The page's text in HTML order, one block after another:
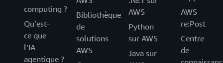
computing ?
Qu’est-
ce que
l’IA
agentique ?
Bibliothèque
de
solutions
AWS
AWS
Python
sur AWS
Java sur
AWS
re:Post
Centre
de